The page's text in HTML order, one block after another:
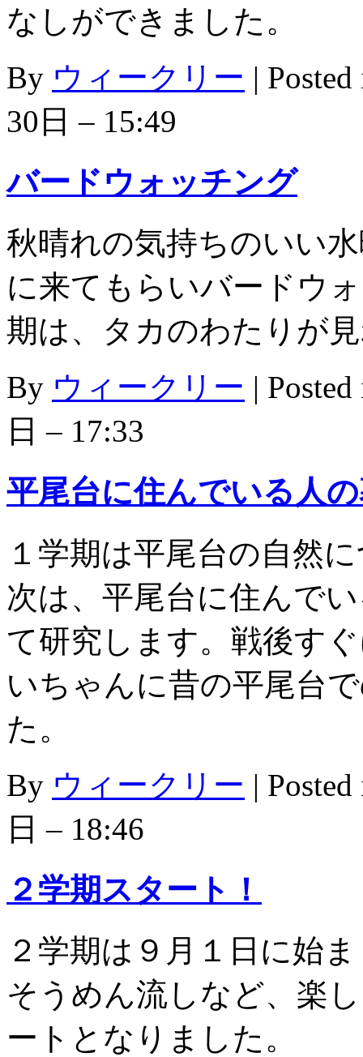
なしができました。
By ウィークリー |
30日 – 15:49
バードウォッチング
秋晴れの気持ちのいい
に来てもらいバードウ
期は、タカのわたりが
By ウィークリー |
日 – 17:33
平尾台に住んでいる人
１学期は平尾台の自然
次は、平尾台に住んで
て研究します。戦後す
いちゃんに昔の平尾台
た。
By ウィークリー |
日 – 18:46
２学期スタート！
２学期は９月１日に始
そうめん流しなど、楽
ートとなりました。